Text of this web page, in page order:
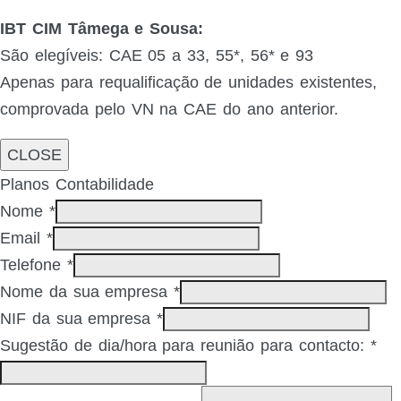
IBT CIM Tâmega e Sousa:
São elegíveis: CAE 05 a 33, 55*, 56* e 93
Apenas para requalificação de unidades existentes,
comprovada pelo VN na CAE do ano anterior.
CLOSE
Planos Contabilidade
Nome *
Email *
Telefone *
Nome da sua empresa*
NIF da sua empresa*
Sugestão de dia/hora para reunião para contacto: *